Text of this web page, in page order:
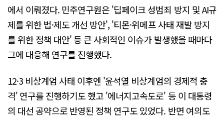
에서 이뤄졌다. 민주연구원은 '딥페이크 성범죄 방지 및 AI규
제를 위한 법·제도 개선 방안', '티몬·위메프 사태 재발 방지
를 위한 정책 대안' 등 큰 사회적인 이슈가 발생했을 때마다
그에 대응해 연구를 진행했다.
12·3 비상계엄 사태 이후엔 '윤석열 비상계엄의 경제적 충
격' 연구를 진행하기도 했고 '에너지고속도로' 등 이 대통령
의 대선 공약으로 반영된 정책 연구도 있었다. 반면 여의도